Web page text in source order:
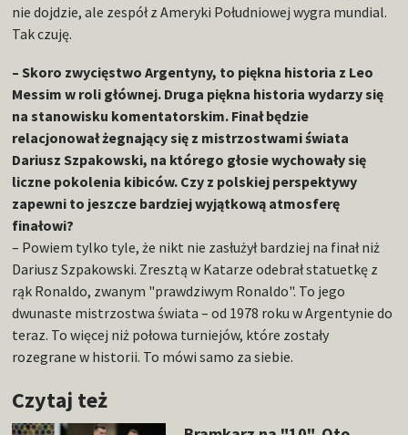
nie dojdzie, ale zespół z Ameryki Południowej wygra mundial.
Tak czuję.
– Skoro zwycięstwo Argentyny, to piękna historia z Leo
Messim w roli głównej. Druga piękna historia wydarzy się
na stanowisku komentatorskim. Finał będzie
relacjonował żegnający się z mistrzostwami świata
Dariusz Szpakowski, na którego głosie wychowały się
liczne pokolenia kibiców. Czy z polskiej perspektywy
zapewni to jeszcze bardziej wyjątkową atmosferę
finałowi?
– Powiem tylko tyle, że nikt nie zasłużył bardziej na finał niż
Dariusz Szpakowski. Zresztą w Katarze odebrał statuetkę z
rąk Ronaldo, zwanym "prawdziwym Ronaldo". To jego
dwunaste mistrzostwa świata – od 1978 roku w Argentynie do
teraz. To więcej niż połowa turniejów, które zostały
rozegrane w historii. To mówi samo za siebie.
Czytaj też